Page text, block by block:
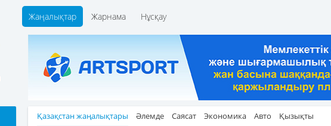
Жаңалықтар Жарнама Нұсқау
Қазақстан жаңалықтары Әлемде Саясат Экономика Авто Қызықты